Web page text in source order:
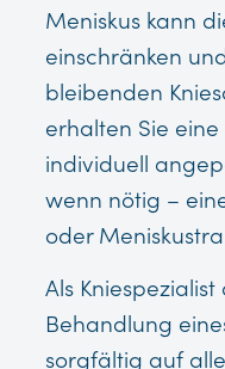
Meniskus kann
einschränken
bleibenden
erhalten Sie
individuell
wenn nötig –
oder
Als
Behandlung
sorgfältig auf